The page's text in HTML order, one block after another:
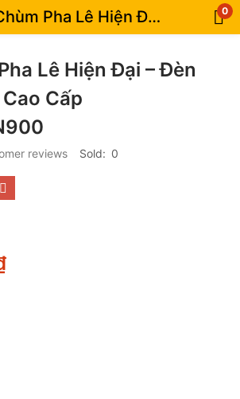
Đèn Chùm Pha Lê Hiện Đại – Đèn Thả Pha Lê Cao Cấp TPL88210N900 0
Lê Hiện Đại – Đèn
Cấp
reviews Sold: 0